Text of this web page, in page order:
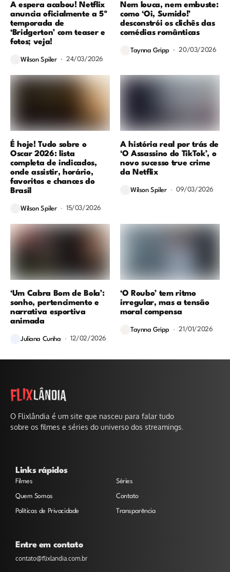
A espera acabou! Netflix
anuncia oficialmente a 5ª
temporada de
‘Bridgerton’ com teaser e
fotos; veja!
Wilson Spiler 24/03/2026
Nem louca, nem embuste:
como ‘Oi, Sumido!’
desconstrói os clichês das
comédias românticas
Taynna Gripp 20/03/2026
É hoje! Tudo sobre o
Oscar 2026: lista
completa de indicados,
onde assistir, horário,
favoritos e chances do
Brasil
Wilson Spiler 15/03/2026
A história real por trás de
‘O Assassino do TikTok’, o
novo sucesso true crime
da Netflix
Wilson Spiler 09/03/2026
‘Um Cabra Bom de Bola’:
sonho, pertencimento e
narrativa esportiva
animada
Juliana Cunha 12/02/2026
‘O Roubo’ tem ritmo
irregular, mas a tensão
moral compensa
Taynna Gripp 21/01/2026
O Flixlândia é um site que nasceu para falar tudo
sobre os filmes e séries do universo dos streamings.
Links rápidos
Filmes Séries
Quem Somos Contato
Políticas de Privacidade Transparência
Entre em contato
contato@flixlandia.com.br